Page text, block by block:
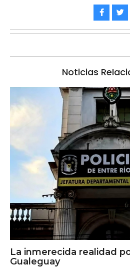
Noticias
La inmerecida realidad
Gualeguay